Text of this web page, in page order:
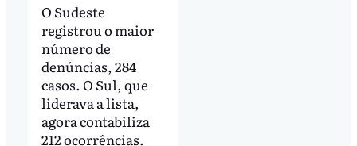
O Sudeste
registrou o maior
número de
denúncias, 284
casos. O Sul, que
liderava a lista,
agora contabiliza
212 ocorrências.